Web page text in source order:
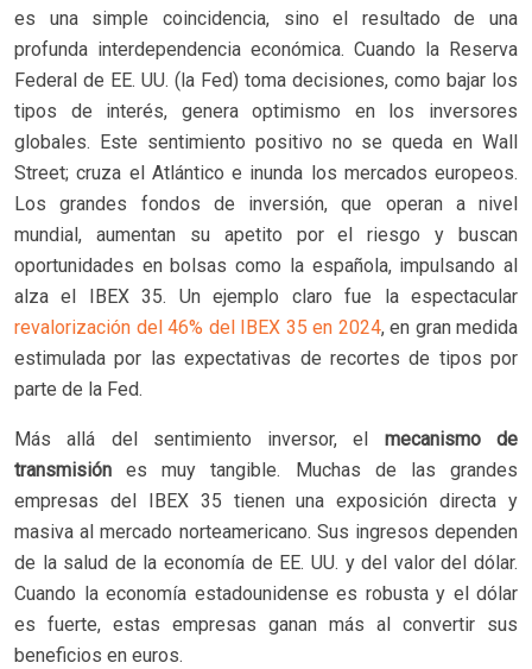
es una simple coincidencia, sino el resultado de una
profunda interdependencia económica. Cuando la Reserva
Federal de EE. UU. (la Fed) toma decisiones, como bajar los
tipos de interés, genera optimismo en los inversores
globales. Este sentimiento positivo no se queda en Wall
Street; cruza el Atlántico e inunda los mercados europeos.
Los grandes fondos de inversión, que operan a nivel
mundial, aumentan su apetito por el riesgo y buscan
oportunidades en bolsas como la española, impulsando al
alza el IBEX 35. Un ejemplo claro fue la espectacular
revalorización del 46% del IBEX 35 en 2024, en gran medida
estimulada por las expectativas de recortes de tipos por
parte de la Fed.
Más allá del sentimiento inversor, el mecanismo de
transmisión es muy tangible. Muchas de las grandes
empresas del IBEX 35 tienen una exposición directa y
masiva al mercado norteamericano. Sus ingresos dependen
de la salud de la economía de EE. UU. y del valor del dólar.
Cuando la economía estadounidense es robusta y el dólar
es fuerte, estas empresas ganan más al convertir sus
beneficios en euros.